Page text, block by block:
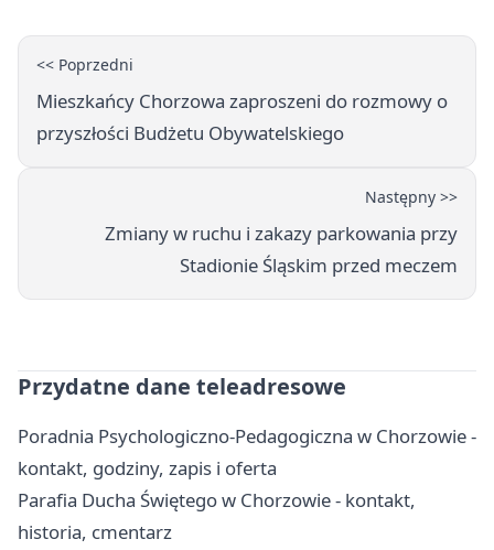
<< Poprzedni
Mieszkańcy Chorzowa zaproszeni do rozmowy o
przyszłości Budżetu Obywatelskiego
Następny >>
Zmiany w ruchu i zakazy parkowania przy
Stadionie Śląskim przed meczem
Przydatne dane teleadresowe
Poradnia Psychologiczno-Pedagogiczna w Chorzowie -
kontakt, godziny, zapis i oferta
Parafia Ducha Świętego w Chorzowie - kontakt,
historia, cmentarz